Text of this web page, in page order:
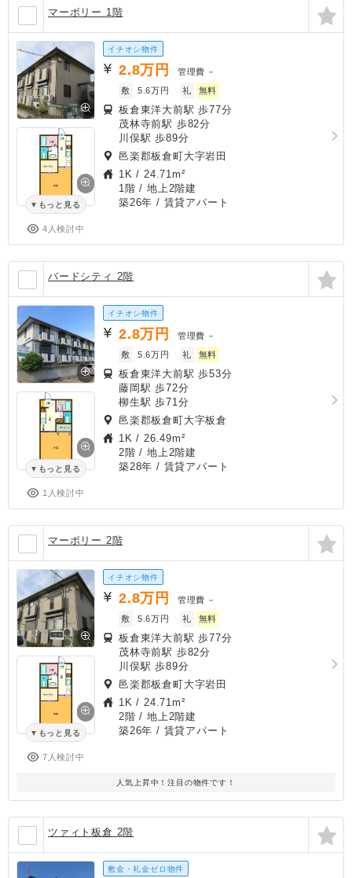
マーボリー 1階
もっと見る
4人検討中
イチオシ物件
2.8万円 管理費 －
敷
5.6万円 礼 無料
板倉東洋大前駅 歩77分
茂林寺前駅 歩82分
川俣駅 歩89分
邑楽郡板倉町大字岩田
1K / 24.71m²
1階 / 地上2階建
築26年 / 賃貸アパート
バードシティ 2階
もっと見る
1人検討中
イチオシ物件
2.8万円 管理費 －
敷
5.6万円 礼 無料
板倉東洋大前駅 歩53分
藤岡駅 歩72分
柳生駅 歩71分
邑楽郡板倉町大字板倉
1K / 26.49m²
2階 / 地上2階建
築28年 / 賃貸アパート
マーボリー 2階
もっと見る
7人検討中
イチオシ物件
2.8万円 管理費 －
敷
5.6万円 礼 無料
板倉東洋大前駅 歩77分
茂林寺前駅 歩82分
川俣駅 歩89分
邑楽郡板倉町大字岩田
1K / 24.71m²
2階 / 地上2階建
築26年 / 賃貸アパート
人気上昇中！注目の物件です！
ツァィト板倉 2階
敷金・礼金ゼロ物件